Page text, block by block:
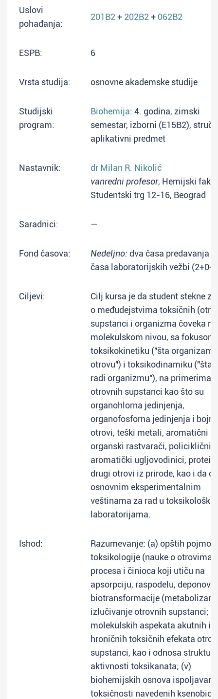
Uslovi
pohađanja:
201B2 + 202B2 + 062B2
ESPB: 6
Vrsta studija: osnovne akademske studije
Studijski
program:
Biohemija: 4. godina, zimski
semestar, izborni (E15B2),
aplikativni predmet
Nastavnik:
dr Milan R. Nikolić
vanredni profesor, Hemijski
Studentski trg 12-16, Beograd
Saradnici: —
Fond časova: Nedeljno: dva časa predavanja
časa laboratorijskih vežbi
Ciljevi:
Cilj kursa je da student stekne
o međudejstvima toksičnih
supstanci i organizma čoveka na
molekulskom nivou, sa fokusom
toksikokinetiku ("šta organizam
otrovu") i toksikodinamiku ("šta
radi organizmu"), na primerima
otrovnih supstanci kao što su
organohlorna jedinjenja,
organofosforna jedinjenja i bojni
otrovi, teški metali, aromatični
organski rastvarači, policiklični
aromatički ugljovodinici,
drugi otrovi iz prirode, kao i da
osnovnim eksperimentalnim
veštinama za rad u
laboratorijama.
Ishod:
Razumevanje: (a) opštih
toksikologije (nauke o
procesa i činioca koji utiču na
apsorpciju, raspodelu,
biotransformacije
izlučivanje otrovnih supstanci;
molekulskih aspekata akutnih i
hroničnih toksičnih efekata
supstanci, kao i odnosa
aktivnosti toksikanata; (v)
biohemijskih osnova
toksičnosti navedenih